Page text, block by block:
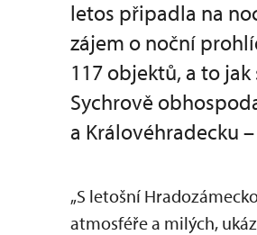
letos připadla na
zájem o noční
117 objektů, a to
Sychrově
a Královéhradecku
„S letošní
atmosféře a milých,